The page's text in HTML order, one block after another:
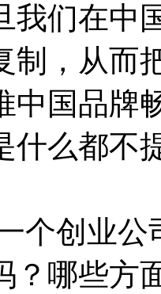
我们在中
制，从而
中国品牌
什么都不
个创业
？哪些方